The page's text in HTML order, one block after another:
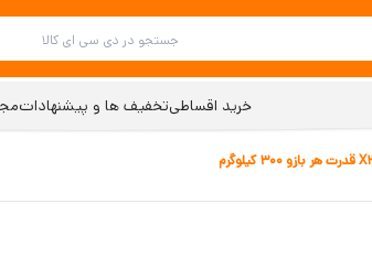
خرید اقساطیتخفیف ها و پیشنهادات